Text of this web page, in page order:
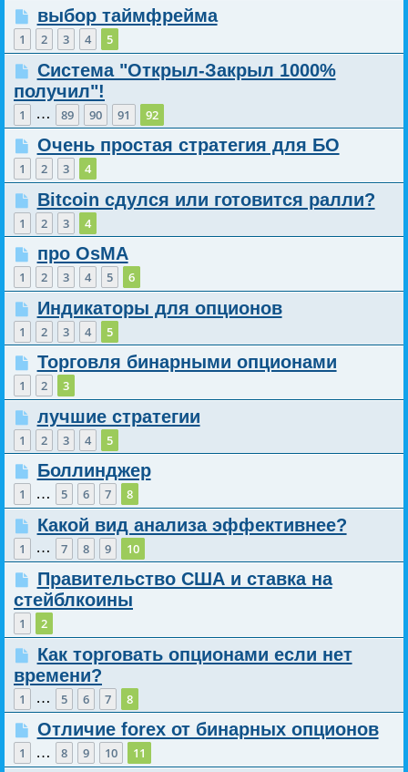
выбор таймфрейма
1 2 3 4 5
Система "Открыл-Закрыл 1000%
получил"!
1 … 89 90 91 92
Очень простая стратегия для БО
1 2 3 4
Bitcoin сдулся или готовится ралли?
1 2 3 4
про OsMA
1 2 3 4 5 6
Индикаторы для опционов
1 2 3 4 5
Торговля бинарными опционами
1 2 3
лучшие стратегии
1 2 3 4 5
Боллинджер
1 … 5 6 7 8
Какой вид анализа эффективнее?
1 … 7 8 9 10
Правительство США и ставка на
стейблкоины
1 2
Как торговать опционами если нет
времени?
1 … 5 6 7 8
Отличие forex от бинарных опционов
1 … 8 9 10 11